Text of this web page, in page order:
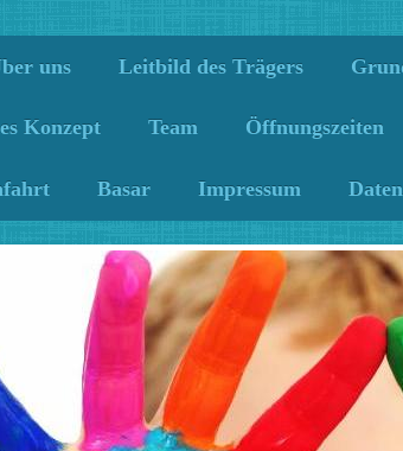
uns Leitbild des Trägers
Konzept Team Öffnungszeiten
Basar Impressum